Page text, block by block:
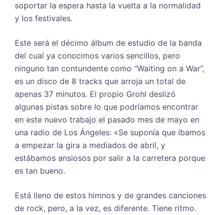
soportar la espera hasta la vuelta a la normalidad
y los festivales.
Este será el décimo álbum de estudio de la banda
del cual ya conocimos varios sencillos, pero
ninguno tan contundente como “Waiting on a War”,
es un disco de 8 tracks que arroja un total de
apenas 37 minutos. El propio Grohl deslizó
algunas pistas sobre lo que podríamos encontrar
en este nuevo trabajo el pasado mes de mayo en
una radio de Los Ángeles: «Se suponía que íbamos
a empezar la gira a mediados de abril, y
estábamos ansiosos por salir a la carretera porque
es tan bueno.
Está lleno de estos himnos y de grandes canciones
de rock, pero, a la vez, es diferente. Tiene ritmo.